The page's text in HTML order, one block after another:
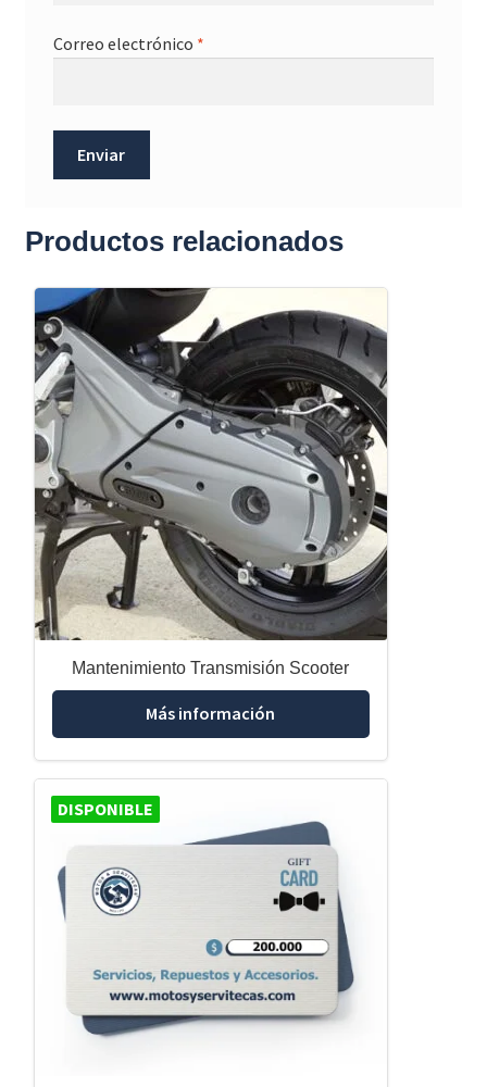
Correo electrónico *
Productos relacionados
Mantenimiento Transmisión Scooter
Más información
DISPONIBLE